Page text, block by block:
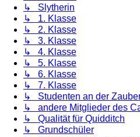
↳ Slytherin
↳ 1. Klasse
↳ 2. Klasse
↳ 3. Klasse
↳ 4. Klasse
↳ 5. Klasse
↳ 6. Klasse
↳ 7. Klasse
↳ Studenten an der
↳ andere Mitglieder des
↳ Qualität für Quidditch
↳ Grundschüler